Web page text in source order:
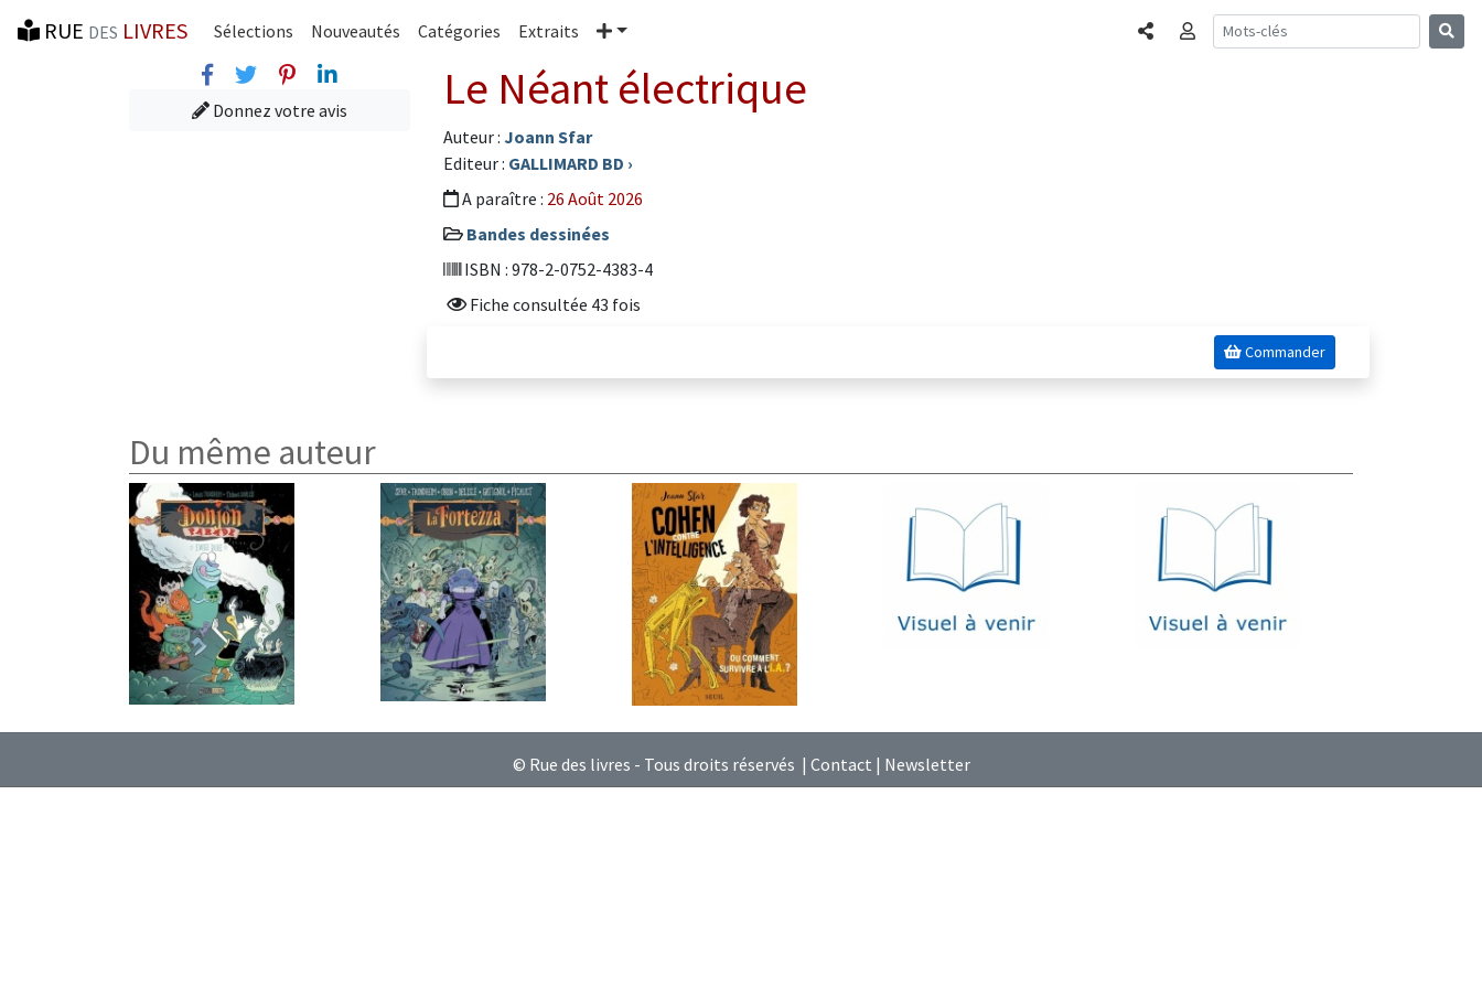
RUE DES LIVRES Sélections Nouveautés Catégories Extraits Plus PartagerConnexion
FacebookTwitterPinterest
Linkedin
Donnez votre avis Le Néant électrique
Auteur : Joann Sfar
Editeur : GALLIMARD BD ›
A paraître : 26 Août 2026
Bandes dessinées
ISBN : 978-2-0752-4383-4
Fiche consultée 43 fois
Commander
Du même auteur
© Rue des livres - Tous droits réservés | Contact | Newsletter